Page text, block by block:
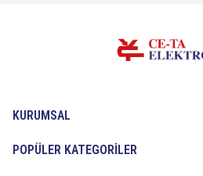
KURUMSAL
POPÜLER KATEGORİLER